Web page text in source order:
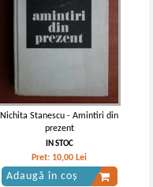
Nichita Stanescu - Amintiri din
prezent
IN STOC
Pret: 10,00 Lei
Adaugă în coș